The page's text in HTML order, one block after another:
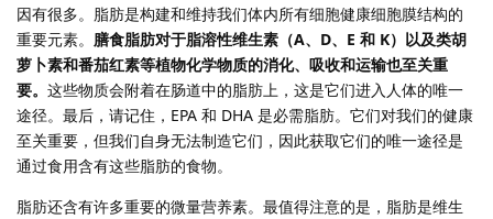
因有很多。脂肪是构建和维持我们体内所有细胞健康细胞膜结构的
重要元素。 膳食脂肪对于脂溶性维生素（A、D、E 和 K）以及类胡
萝卜素和番茄红素等植物化学物质的消化、吸收和运输也至关重
要。 这些物质会附着在肠道中的脂肪上，这是它们进入人体的唯一
途径。最后，请记住，EPA 和 DHA 是必需脂肪。它们对我们的健康
至关重要，但我们自身无法制造它们，因此获取它们的唯一途径是
通过食用含有这些脂肪的食物。
脂肪还含有许多重要的微量营养素。最值得注意的是，脂肪是维生